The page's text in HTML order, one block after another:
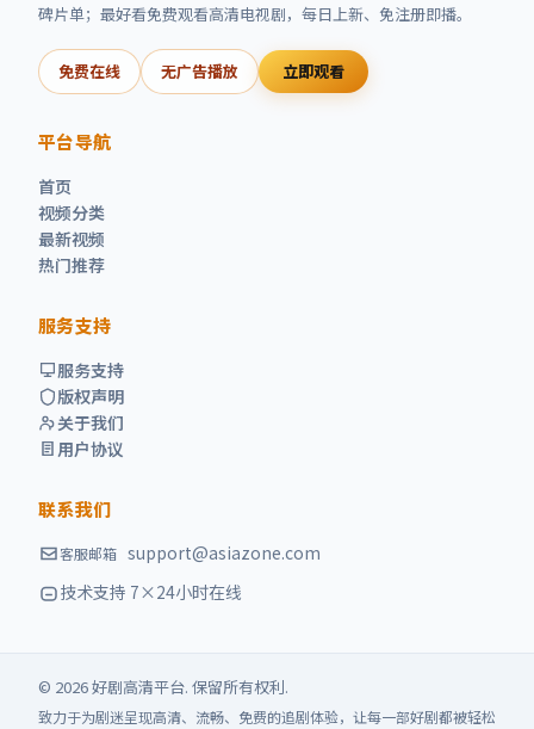
碑片单； 最好看免费观看高清电视剧，每日上新、免注册即播。
免费在线 无广告播放 立即观看
平台导航
首页
视频分类
最新视频
热门推荐
服务支持
服务支持
版权声明
关于我们
用户协议
联系我们
客服邮箱 support@asiazone.com
技术支持 7×24小时在线
© 2026好剧高清平台. 保留所有权利.
致力于为剧迷呈现高清、流畅、免费的追剧体验，让每一部好剧都被轻松